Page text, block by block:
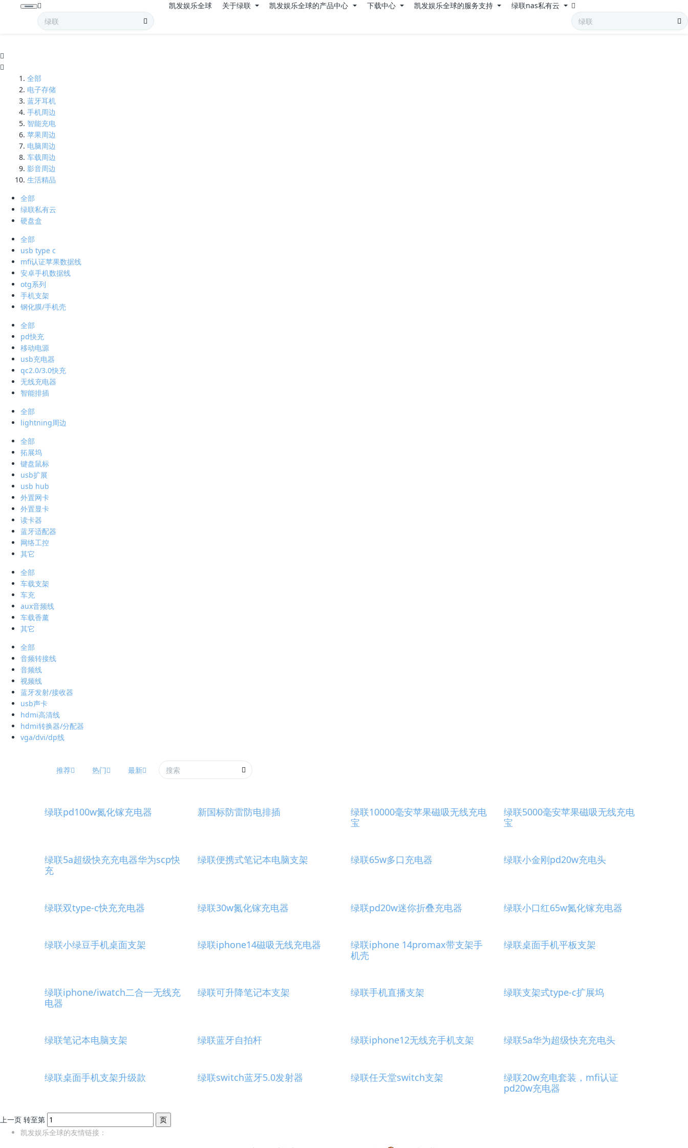
折叠-凯发娱乐全球
凯发娱乐全球 关于绿联 凯发娱乐全球的产品中心 下载中心 凯发娱乐全球的服务支持 绿联nas私有云
全部
电子存储
蓝牙耳机
手机周边
智能充电
苹果周边
电脑周边
车载周边
影音周边
生活精品
全部
绿联私有云
硬盘盒
全部
usb type c
mfi认证苹果数据线
安卓手机数据线
otg系列
手机支架
钢化膜/手机壳
全部
pd快充
移动电源
usb充电器
qc2.0/3.0快充
无线充电器
智能排插
全部
lightning周边
全部
拓展坞
键盘鼠标
usb扩展
usb hub
外置网卡
外置显卡
读卡器
蓝牙适配器
网络工控
其它
全部
车载支架
车充
aux音频线
车载香薰
其它
全部
音频转接线
音频线
视频线
蓝牙发射/接收器
usb声卡
hdmi高清线
hdmi转换器/分配器
vga/dvi/dp线
推荐 热门 最新
绿联pd100w氮化镓充电器 新国标防雷防电排插
绿联10000毫安苹果磁吸无线充电
宝
绿联5000毫安苹果磁吸无线充电
宝
绿联5a超级快充充电器华为scp快
充
绿联便携式笔记本电脑支架 绿联65w多口充电器 绿联小金刚pd20w充电头
绿联双type-c快充充电器 绿联30w氮化镓充电器 绿联pd20w迷你折叠充电器 绿联小口红65w氮化镓充电器
绿联小绿豆手机桌面支架 绿联iphone14磁吸无线充电器
绿联iphone 14promax带支架手
机壳
绿联桌面手机平板支架
绿联iphone/iwatch二合一无线充
电器
绿联可升降笔记本支架 绿联手机直播支架 绿联支架式type-c扩展坞
绿联笔记本电脑支架 绿联蓝牙自拍杆 绿联iphone12无线充手机支架 绿联5a华为超级快充充电头
绿联桌面手机支架升级款 绿联switch蓝牙5.0发射器 绿联任天堂switch支架
绿联20w充电套装，mfi认证
pd20w充电器
上一页 转至第
凯发娱乐全球的友情链接：